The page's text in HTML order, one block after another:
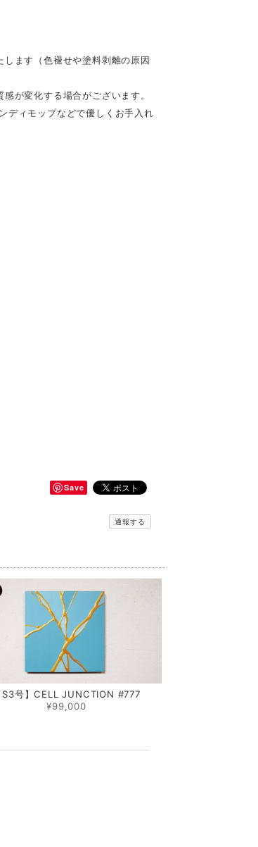
ます（色褪せや塗料剥離の原因
が変化する場合がございます。
ディモップなどで優しくお手入れ
Save
通報する
S3号】CELL JUNCTION #777
¥99,000